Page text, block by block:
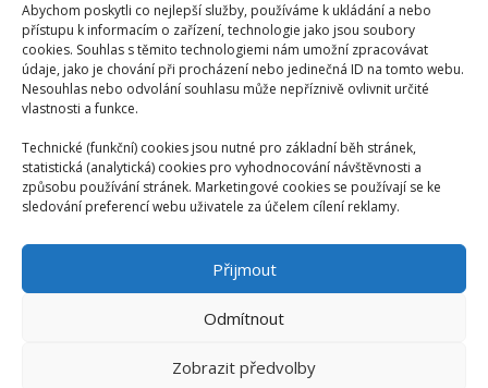
Abychom poskytli co nejlepší služby, používáme k ukládání a nebo
přístupu k informacím o zařízení, technologie jako jsou soubory
cookies. Souhlas s těmito technologiemi nám umožní zpracovávat
údaje, jako je chování při procházení nebo jedinečná ID na tomto webu.
Nesouhlas nebo odvolání souhlasu může nepříznivě ovlivnit určité
vlastnosti a funkce.
Technické (funkční) cookies jsou nutné pro základní běh stránek,
statistická (analytická) cookies pro vyhodnocování návštěvnosti a
způsobu používání stránek. Marketingové cookies se používají se ke
sledování preferencí webu uživatele za účelem cílení reklamy.
Přijmout
Odmítnout
Zobrazit předvolby
Kanál komentářů
Česká lokalizace
AUTORSKÉ VYDAVATELSTVÍ: ONDŘEJ KALIVODA -